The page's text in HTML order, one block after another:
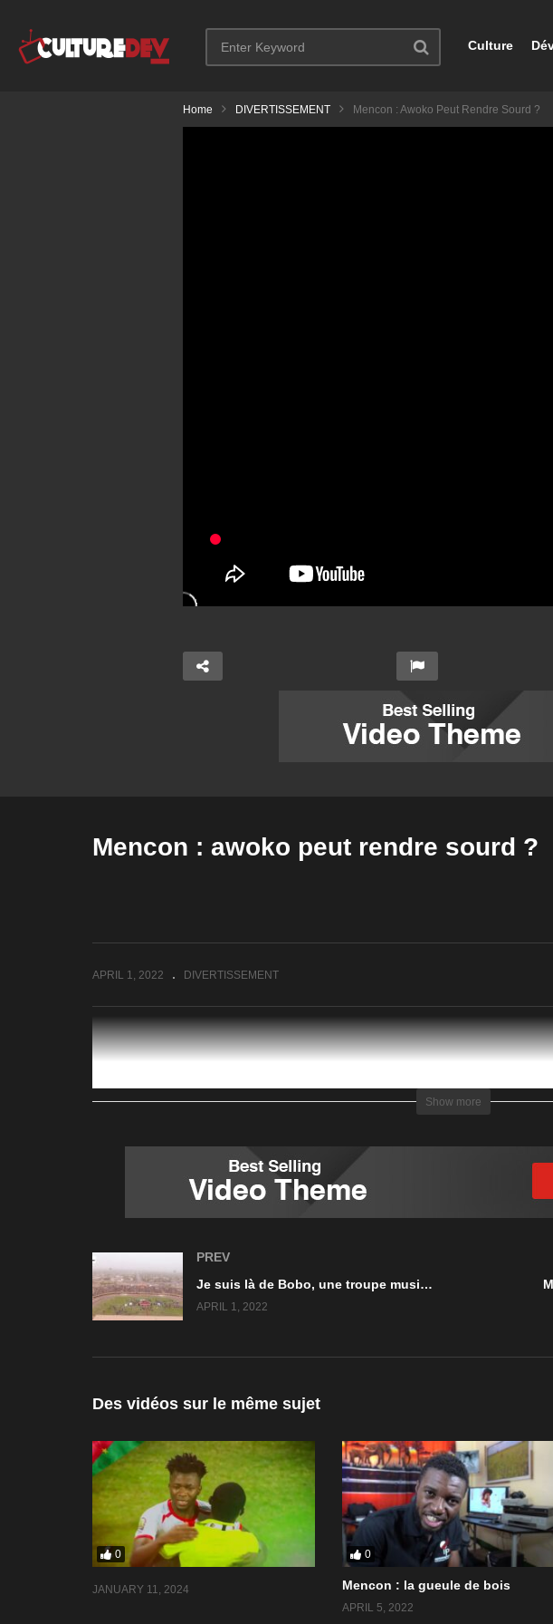
Culture
Home DIVERTISSEMENT Mencon : Awoko Peut Rendre Sourd ?
Mencon : awoko peut rendre sourd ?
APRIL 1, 2022 DIVERTISSEMENT
Show more
PREV
Je suis là de Bobo, une troupe musicale de sourds muets
APRIL 1, 2022
Des vidéos sur le même sujet
0
JANUARY 11, 2024
0
Mencon : la gueule de bois
APRIL 5, 2022